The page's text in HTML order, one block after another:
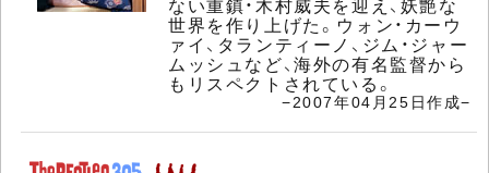
世界を作り上げた。ウォン・カーウ
ァイ、タランティーノ、ジム・ジャー
ムッシュなど、海外の有名監督から
もリスペクトされている。
−2007年04月25日作成−